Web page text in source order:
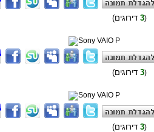
3)
3)
3)